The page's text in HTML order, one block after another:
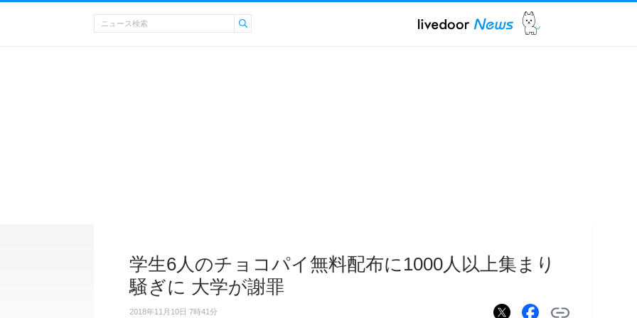
学生6人のチョコパイ無料配布に1000人以上集まり
騒ぎに 大学が謝罪
2018年11月10日 7時41分